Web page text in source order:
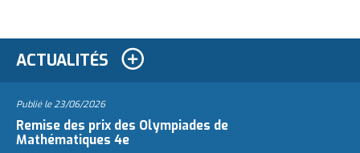
ACTUALITÉS
Publié le23/06/2026
Remise des prix des Olympiades de
Mathématiques 4e